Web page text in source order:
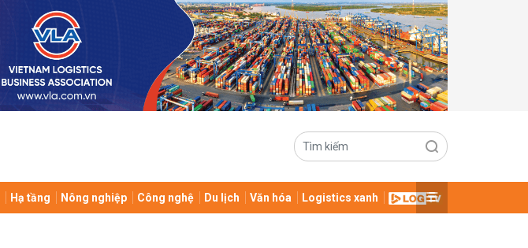
Hạ tầng Nông nghiệp Công nghệ Du lịch Văn hóa Logistics xanh